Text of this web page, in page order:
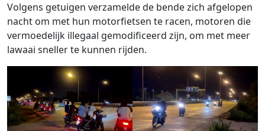
Volgens getuigen verzamelde de bende zich afgelopen
nacht om met hun motorfietsen te racen, motoren die
vermoedelijk illegaal gemodificeerd zijn, om met meer
lawaai sneller te kunnen rijden.